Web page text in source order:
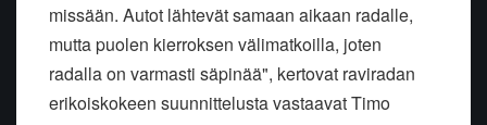
missään. Autot lähtevät samaan aikaan radalle,
mutta puolen kierroksen välimatkoilla, joten
radalla on varmasti säpinää", kertovat raviradan
erikoiskokeen suunnittelusta vastaavat Timo